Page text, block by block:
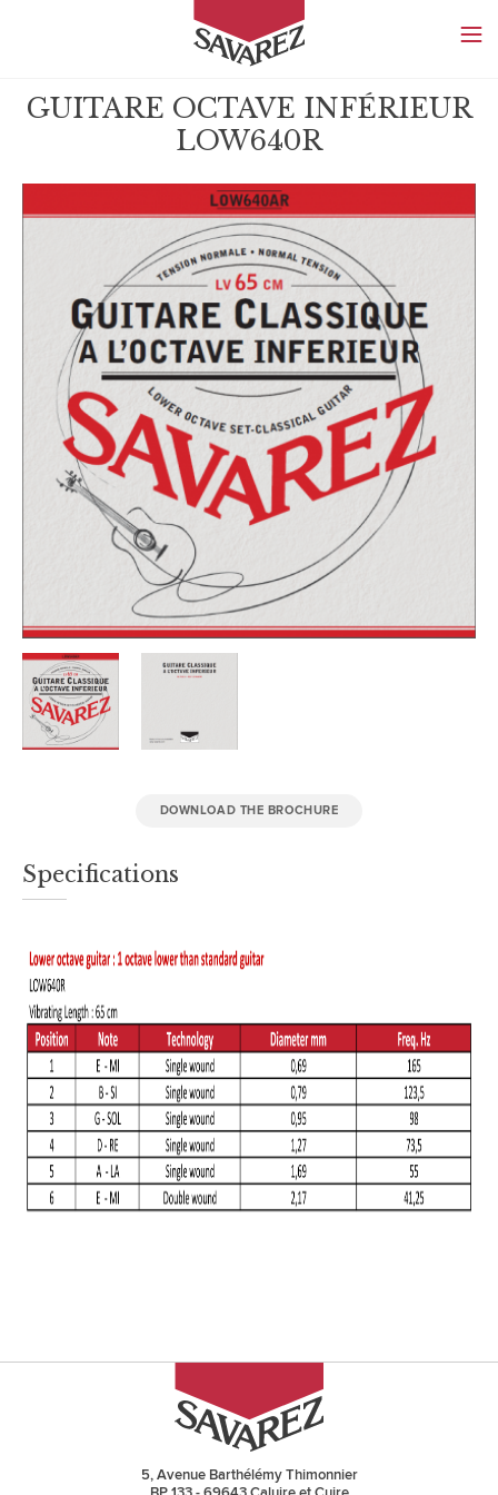
SAVAREZ
GUITARE OCTAVE INFÉRIEUR
LOW640R
DOWNLOAD THE BROCHURE
Specifications
5, Avenue Barthélémy Thimonnier